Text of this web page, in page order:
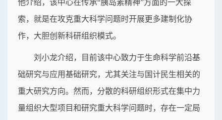
他介绍，该中心在传承“胰岛素精神”方面的一大探
索，就是在攻克重大科学问题时开展更多建制化协
作，大胆创新科研组织模式。
刘小龙介绍，目前该中心致力于生命科学前沿基
础研究与应用基础研究，尤其关注与国计民生相关的
重大研究方向。然而，分散的科研组织形式在集中力
量组织大型项目和研究重大科学问题时，存在一定局